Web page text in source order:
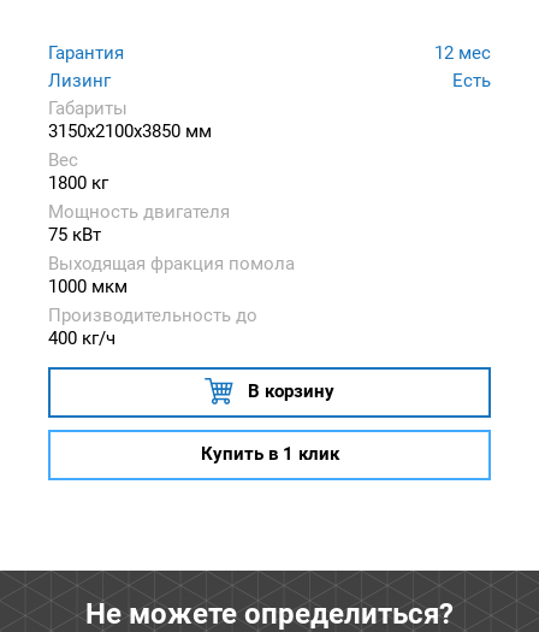
Гарантия
12 мес
Лизинг
Есть
Габариты
3150x2100x3850 мм
Вес
1800 кг
Мощность двигателя
75 кВт
Выходящая фракция помола
1000 мкм
Производительность до
400 кг/ч
В корзину
Купить в 1 клик
Не можете определиться?